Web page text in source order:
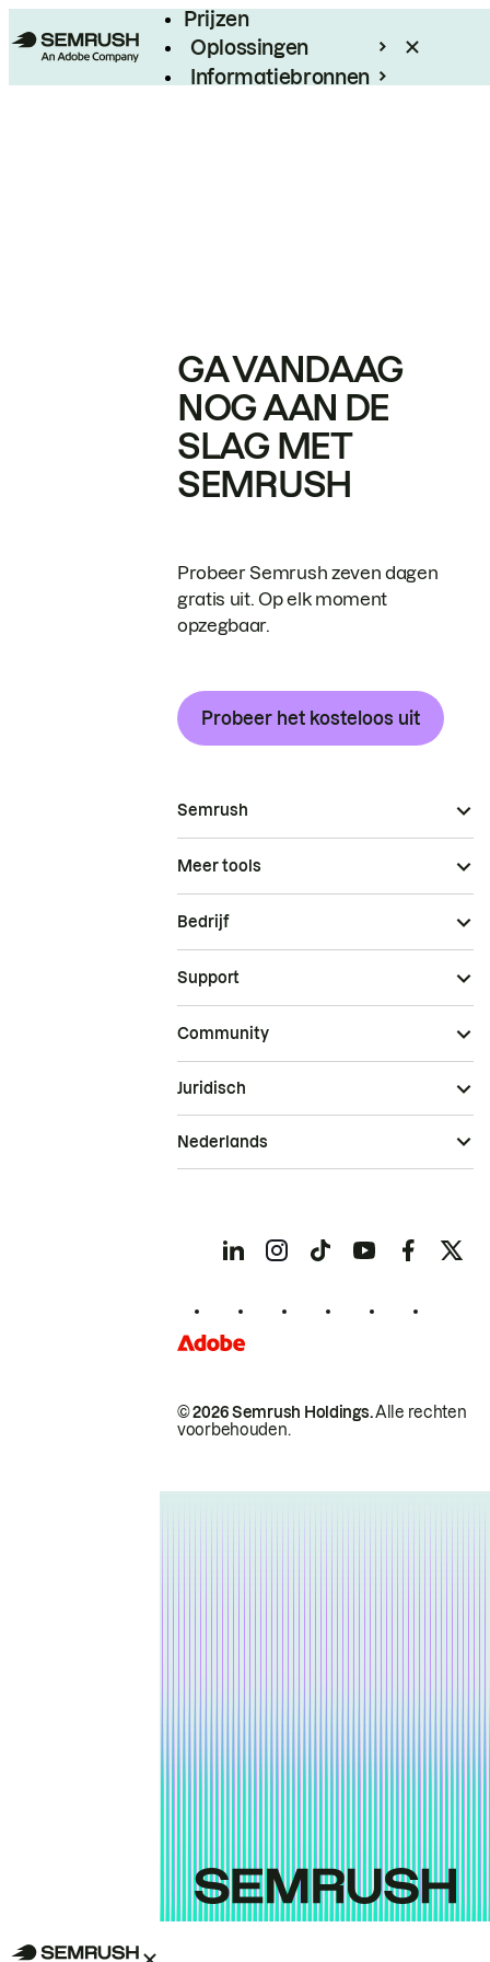
Prijzen
Oplossingen
Informatiebronnen
GA VANDAAG
NOG AAN DE
SLAG MET
SEMRUSH
Probeer Semrush zeven dagen
gratis uit. Op elk moment
opzegbaar.
Probeer het kosteloos uit
Semrush
Meer tools
Bedrijf
Support
Community
© 2026 Semrush Holdings.Alle rechten
voorbehouden.
Juridisch
Nederlands